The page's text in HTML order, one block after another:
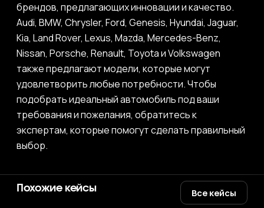
брендов, предлагающих инновации и качество.
Audi, BMW, Chrysler, Ford, Genesis, Hyundai, Jaguar,
Kia, Land Rover, Lexus, Mazda, Mercedes-Benz,
Nissan, Porsche, Renault, Toyota и Volkswagen
также предлагают модели, которые могут
удовлетворить любые потребности. Чтобы
подобрать идеальный автомобиль под ваши
требования и пожелания, обратитесь к
экспертам, которые помогут сделать правильный
выбор.
Похожие кейсы Все кейсы